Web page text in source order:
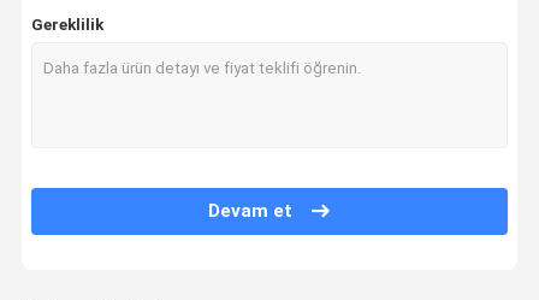
Deterjan Kaplama Makinesi
Hat İçi Kapatma Makinesi
Yemeklik Yağ Dolum Makinesi
Gereklilik
Devam et